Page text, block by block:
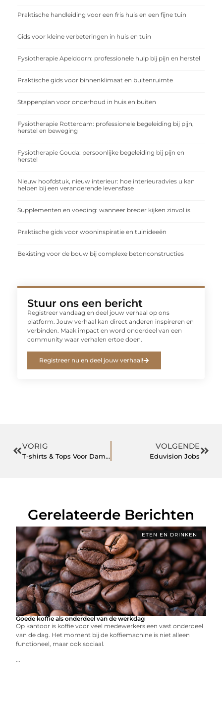
Praktische handleiding voor een fris huis en een fijne tuin
Gids voor kleine verbeteringen in huis en tuin
Fysiotherapie Apeldoorn: professionele hulp bij pijn en herstel
Praktische gids voor binnenklimaat en buitenruimte
Stappenplan voor onderhoud in huis en buiten
Fysiotherapie Rotterdam: professionele begeleiding bij pijn,
herstel en beweging
Fysiotherapie Gouda: persoonlijke begeleiding bij pijn en
herstel
Nieuw hoofdstuk, nieuw interieur: hoe interieuradvies u kan
helpen bij een veranderende levensfase
Supplementen en voeding: wanneer breder kijken zinvol is
Praktische gids voor wooninspiratie en tuinideeën
Bekisting voor de bouw bij complexe betonconstructies
Stuur ons een bericht
Registreer vandaag en deel jouw verhaal op ons
platform. Jouw verhaal kan direct anderen inspireren en
verbinden. Maak impact en word onderdeel van een
community waar verhalen ertoe doen.
Registreer nu en deel jouw verhaal!
VORIG
T-shirts & Tops Voor Dames Online Kopen? – Wehkamp
VOLGENDE
Eduvision Jobs
Gerelateerde Berichten
ETEN EN DRINKEN
Goede koffie als onderdeel van de werkdag
Op kantoor is koffie voor veel medewerkers een vast onderdeel
van de dag. Het moment bij de koffiemachine is niet alleen
functioneel, maar ook sociaal.
...